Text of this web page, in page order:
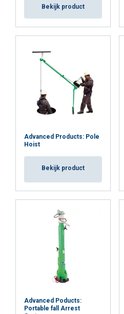
Bekijk product
Advanced Products: Pole
Hoist
Bekijk product
Advanced Poducts:
Portable fall Arrest
ALLES
ALLES
Cookie